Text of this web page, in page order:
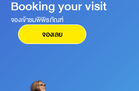
Booking your visit
จองเข้าชมพิพิธภัณฑ์
จองเลย